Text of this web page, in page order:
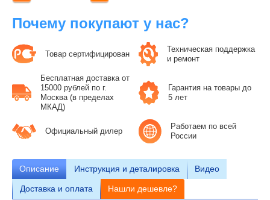
Почему покупают у нас?
Товар сертифицирован
Техническая поддержка
и ремонт
Бесплатная доставка от
15000 рублей по г.
Москва (в пределах
МКАД)
Гарантия на товары до
5 лет
Официальный дилер
Работаем по всей
России
Описание Инструкция и деталировка Видео
Доставка и оплата Нашли дешевле?